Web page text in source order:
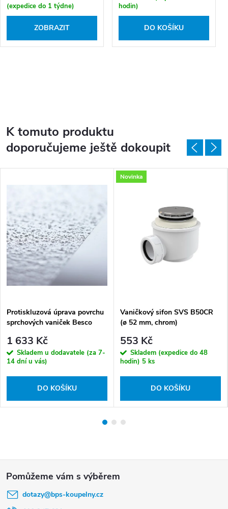
(expedice do 1 týdne)
ZOBRAZIT
hodin)
DO KOŠÍKU
K tomuto produktu
doporučujeme ještě dokoupit
Protiskluzová úprava povrchu
sprchových vaniček Besco
1 633 Kč
Skladem u dodavatele (za 7-
14 dní u vás)
DO KOŠÍKU
Novinka
Vaničkový sifon SVS B50CR
(ø 52 mm, chrom)
553 Kč
Skladem (expedice do 48
hodin) 5 ks
DO KOŠÍKU
dotazy@bps-koupelny.cz